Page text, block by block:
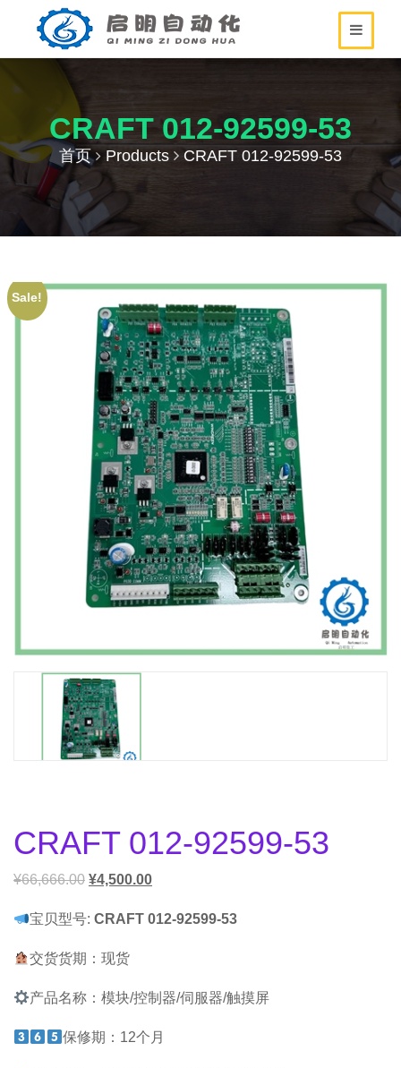
CRAFT 012-92599-53
首页 Products CRAFT 012-92599-53
Sale!
CRAFT 012-92599-53
¥66,666.00 ¥4,500.00
宝贝型号: CRAFT 012-92599-53
交货货期：现货
产品名称：模块/控制器/伺服器/触摸屏
保修期：12个月